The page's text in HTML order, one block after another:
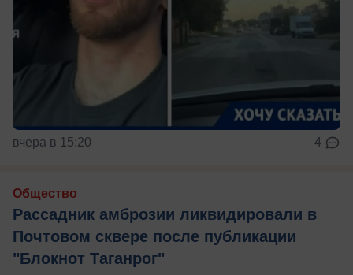
вчера в 15:20 4
Общество
Рассадник амброзии ликвидировали в
Почтовом сквере после публикации
"Блокнот Таганрог"